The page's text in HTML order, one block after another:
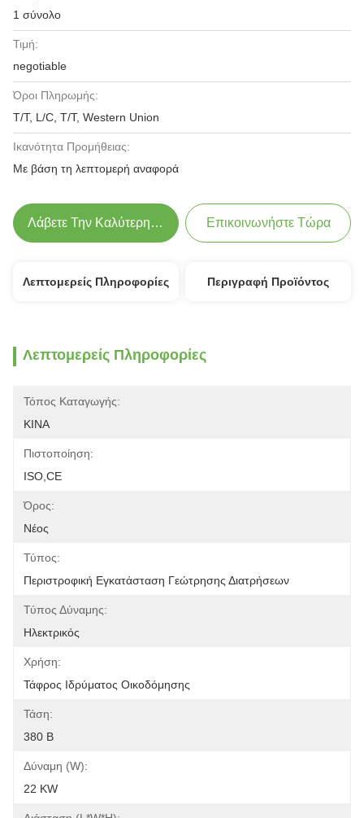
1 σύνολο
Τιμή:
negotiable
Όροι Πληρωμής:
T/T, L/C, T/T, Western Union
Ικανότητα Προμήθειας:
Με βάση τη λεπτομερή αναφορά
Λάβετε Την Καλύτερη Τιμή Επικοινωνήστε Τώρα
Λεπτομερείς Πληροφορίες Περιγραφή Προϊόντος
Λεπτομερείς Πληροφορίες
Τόπος Καταγωγής:
ΚΙΝΑ
Πιστοποίηση:
ISO,CE
Όρος:
Νέος
Τύπος:
Περιστροφική Εγκατάσταση Γεώτρησης Διατρήσεων
Τύπος Δύναμης:
Ηλεκτρικός
Χρήση:
Τάφρος Ιδρύματος Οικοδόμησης
Τάση:
380 Β
Δύναμη (W):
22 KW